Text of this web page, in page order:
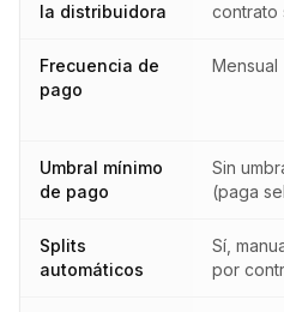
la distribuidora
contrato
Frecuencia de
pago
Mensual
Umbral mínimo
de pago
Sin
(paga
Splits
automáticos
Sí,
por